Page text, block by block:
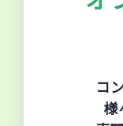
コ
様